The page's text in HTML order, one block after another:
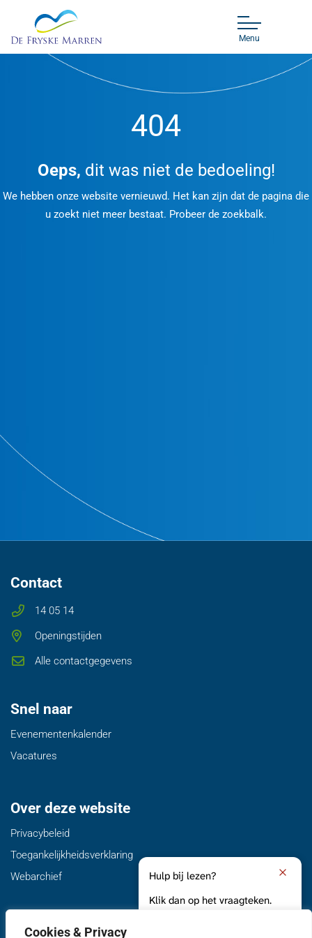
Cookies & Privacy
Menu
404
Oeps, dit was niet de bedoeling!
We hebben onze website vernieuwd. Het kan zijn dat de pagina die
u zoekt niet meer bestaat. Probeer de zoekbalk.
Contact
14 05 14
Openingstijden
Alle contactgegevens
Snel naar
Evenementenkalender
Vacatures
Over deze website
Privacybeleid
Toegankelijkheidsverklaring
Webarchief
Volg ons
Hulp bij lezen?
Klik dan op het vraagteken.